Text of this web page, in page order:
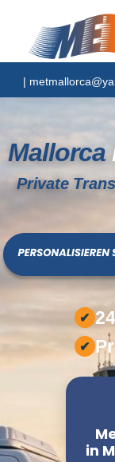
|
Mallorca
Private
✔
✔
in